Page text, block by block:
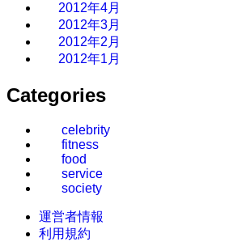
2012年4月
2012年3月
2012年2月
2012年1月
Categories
celebrity
fitness
food
service
society
運営者情報
利用規約